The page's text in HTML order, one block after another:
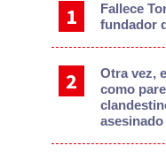
Fallece
fundador
Otra vez,
como